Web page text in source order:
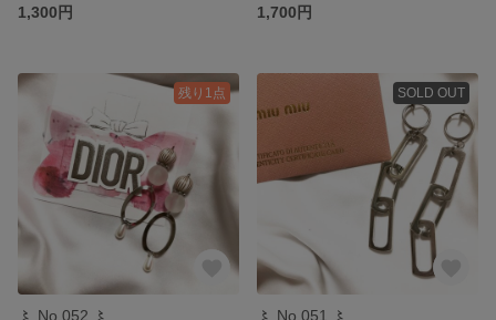
1,300円
1,700円
残り1点
〻 No.052 〻
SOLD OUT
〻 No.051 〻